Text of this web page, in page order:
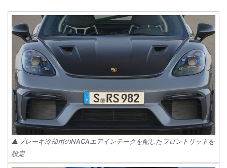
▲ブレーキ冷却用のNACAエアインテークを配したフロントリッドを
設定